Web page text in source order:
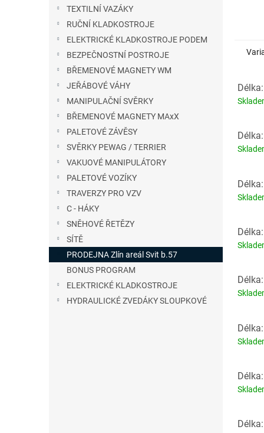
TEXTILNÍ VAZÁKY
RUČNÍ KLADKOSTROJE
ELEKTRICKÉ KLADKOSTROJE PODEM
BEZPEČNOSTNÍ POSTROJE
BŘEMENOVÉ MAGNETY WM
JEŘÁBOVÉ VÁHY
MANIPULAČNÍ SVĚRKY
BŘEMENOVÉ MAGNETY MAxX
PALETOVÉ ZÁVĚSY
SVĚRKY PEWAG / TERRIER
VAKUOVÉ MANIPULÁTORY
PALETOVÉ VOZÍKY
TRAVERZY PRO VZV
C - HÁKY
SNĚHOVÉ ŘETĚZY
SÍTĚ
PRODEJNA Zlín areál Svit b.57
BONUS PROGRAM
ELEKTRICKÉ KLADKOSTROJE
HYDRAULICKÉ ZVEDÁKY SLOUPKOVÉ